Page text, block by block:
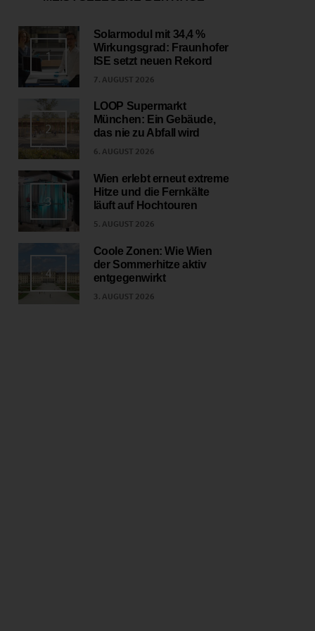
1
Solarmodul mit 34,4 %
Wirkungsgrad: Fraunhofer
ISE setzt neuen Rekord
7. AUGUST 2026
2
LOOP Supermarkt
München: Ein Gebäude,
das nie zu Abfall wird
6. AUGUST 2026
3
Wien erlebt erneut extreme
Hitze und die Fernkälte
läuft auf Hochtouren
5. AUGUST 2026
4
Coole Zonen: Wie Wien
der Sommerhitze aktiv
entgegenwirkt
3. AUGUST 2026